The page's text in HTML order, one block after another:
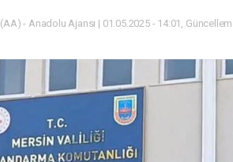
(AA) - Anadolu Ajansı | 01.05.2025 - 14:01,